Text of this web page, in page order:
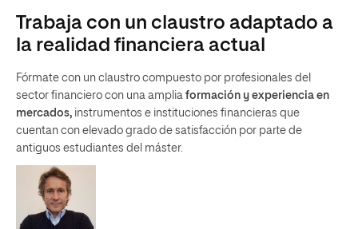
Trabaja con un claustro adaptado a
la realidad financiera actual
Fórmate con un claustro compuesto por profesionales del
sector financiero con una amplia formación y experiencia en
mercados, instrumentos e instituciones financieras que
cuentan con elevado grado de satisfacción por parte de
antiguos estudiantes del máster.